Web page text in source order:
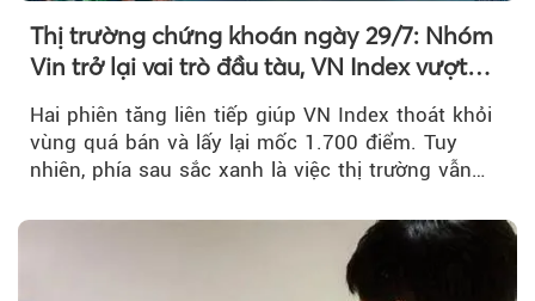
Thị trường chứng khoán ngày 29/7: Nhóm
Vin trở lại vai trò đầu tàu, VN Index vượt
Hai phiên tăng liên tiếp giúp VN Index thoát khỏi
vùng quá bán và lấy lại mốc 1.700 điểm. Tuy
nhiên, phía sau sắc xanh là việc thị trường vẫn
tiền vẫn chưa thực sự trở lại.